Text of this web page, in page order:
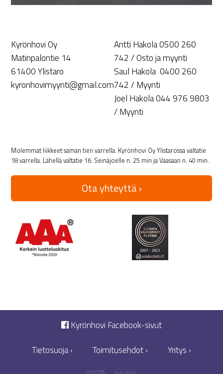
Kyrönhovi Oy
Matinpalontie 14
61400 Ylistaro
kyronhovimyynti@gmail.com
Antti Hakola 0500 260
742 / Osto ja myynti
Saul Hakola 0400 260
742 / Myynti
Joel Hakola 044 976 9803
/ Myynti
Molemmat liikkeet saman tien varrella. Kyrönhovi Oy Ylistarossa valtatie
18 varrella. Lähellä valtatie 16. Seinäjoelle n. 25 min ja Vaasaan n. 40 min.
Ota yhteyttä ›
Kyrönhovi Facebook-sivut
Tietosuoja ›
Toimitusehdot › Yritys ›